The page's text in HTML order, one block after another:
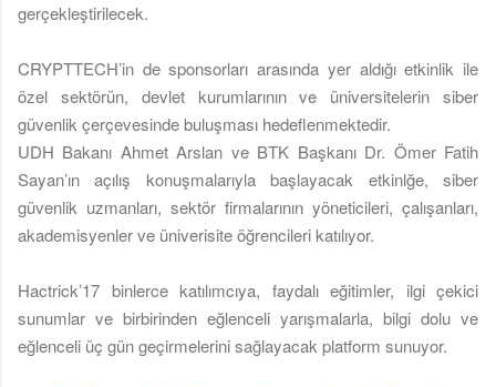
gerçekleştirilecek.
CRYPTTECH’in de sponsorları arasında yer aldığı etkinlik ile
özel sektörün, devlet kurumlarının ve üniversitelerin siber
güvenlik çerçevesinde buluşması hedeflenmektedir.
UDH Bakanı Ahmet Arslan ve BTK Başkanı Dr. Ömer Fatih
Sayan’ın açılış konuşmalarıyla başlayacak etkinlğe, siber
güvenlik uzmanları, sektör firmalarının yöneticileri, çalışanları,
akademisyenler ve üniverisite öğrencileri katılıyor.
Hactrick’17 binlerce katılımcıya, faydalı eğitimler, ilgi çekici
sunumlar ve birbirinden eğlenceli yarışmalarla, bilgi dolu ve
eğlenceli üç gün geçirmelerini sağlayacak platform sunuyor.